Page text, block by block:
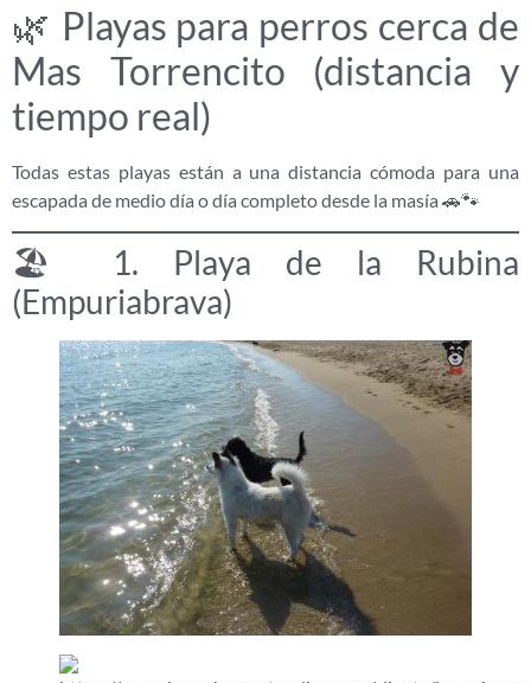
🌿 Playas para perros cerca de
Mas Torrencito (distancia y
tiempo real)
Todas estas playas están a una distancia cómoda para una
escapada de medio día o día completo desde la masía 🚗🐾
🏖️ 1. Playa de la Rubina
(Empuriabrava)